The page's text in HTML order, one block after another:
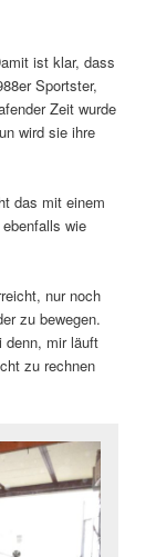
ist klar, dass
Sportster,
Zeit wurde
wird sie ihre
das mit einem
wie
nur noch
zu bewegen.
denn, mir läuft
zu rechnen